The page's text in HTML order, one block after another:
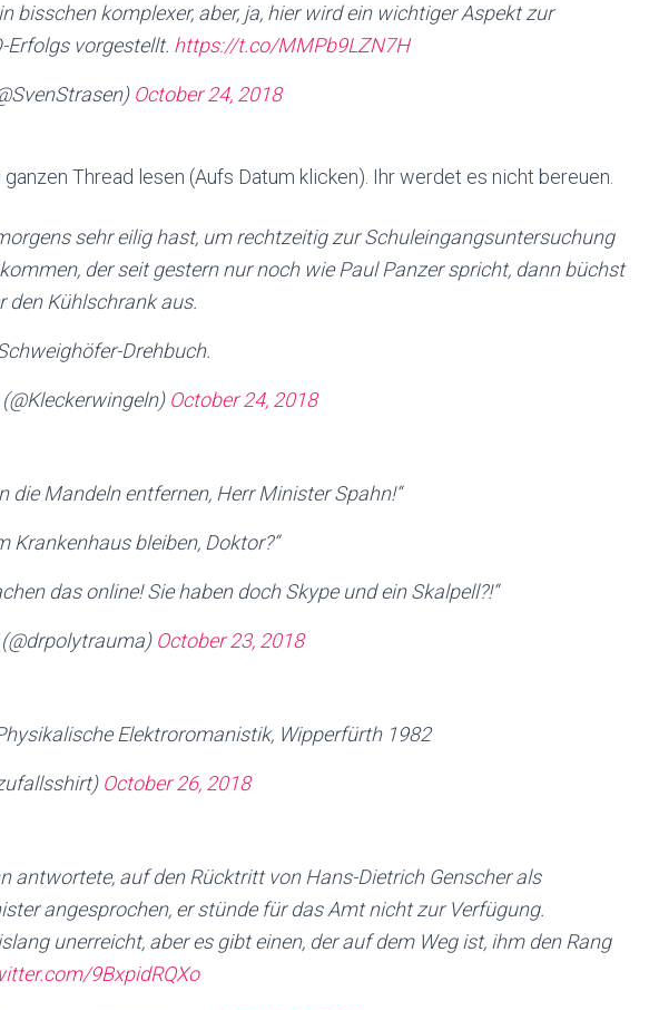
bisschen komplexer, aber, ja, hier wird ein wichtiger Aspekt zur
Erfolgs vorgestellt. https://t.co/MMPb9LZN7H
October 24, 2018
Thread lesen (Aufs Datum klicken). Ihr werdet es nicht bereuen.
sehr eilig hast, um rechtzeitig zur Schuleingangsuntersuchung
der seit gestern nur noch wie Paul Panzer spricht, dann büchst
den Kühlschrank aus.
Drehbuch.
October 24, 2018
die Mandeln entfernen, Herr Minister Spahn!“
Krankenhaus bleiben, Doktor?“
das online! Sie haben doch Skype und ein Skalpell?!“
October 23, 2018
Elektroromanistik, Wipperfürth 1982
October 26, 2018
antwortete, auf den Rücktritt von Hans-Dietrich Genscher als
angesprochen, er stünde für das Amt nicht zur Verfügung.
unerreicht, aber es gibt einen, der auf dem Weg ist, ihm den Rang
9BxpidRQXo